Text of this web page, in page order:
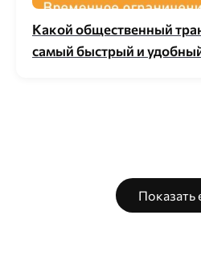
Какой общественный
самый быстрый и
Показать